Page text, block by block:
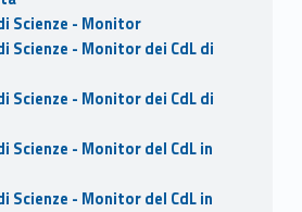
Scienze - Monitor
Scienze - Monitor dei CdL di
Scienze - Monitor dei CdL di
Scienze - Monitor del CdL in
Scienze - Monitor del CdL in